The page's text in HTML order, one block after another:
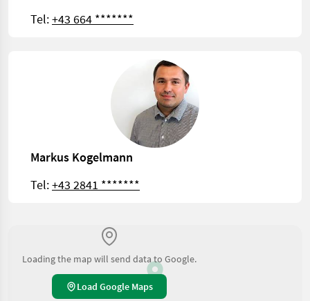
Tel:+43 664 *******
Markus Kogelmann
Tel:+43 2841 *******
Loading the map will send data to Google.
Load Google Maps